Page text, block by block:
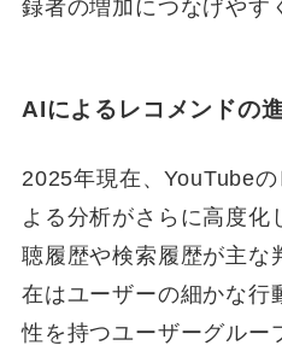
録者の増加につなげやす
AIによるレコメンドの
2025年現在、YouTube
よる分析がさらに高度化
聴履歴や検索履歴が主な
在はユーザーの細かな行
性を持つユーザーグルー